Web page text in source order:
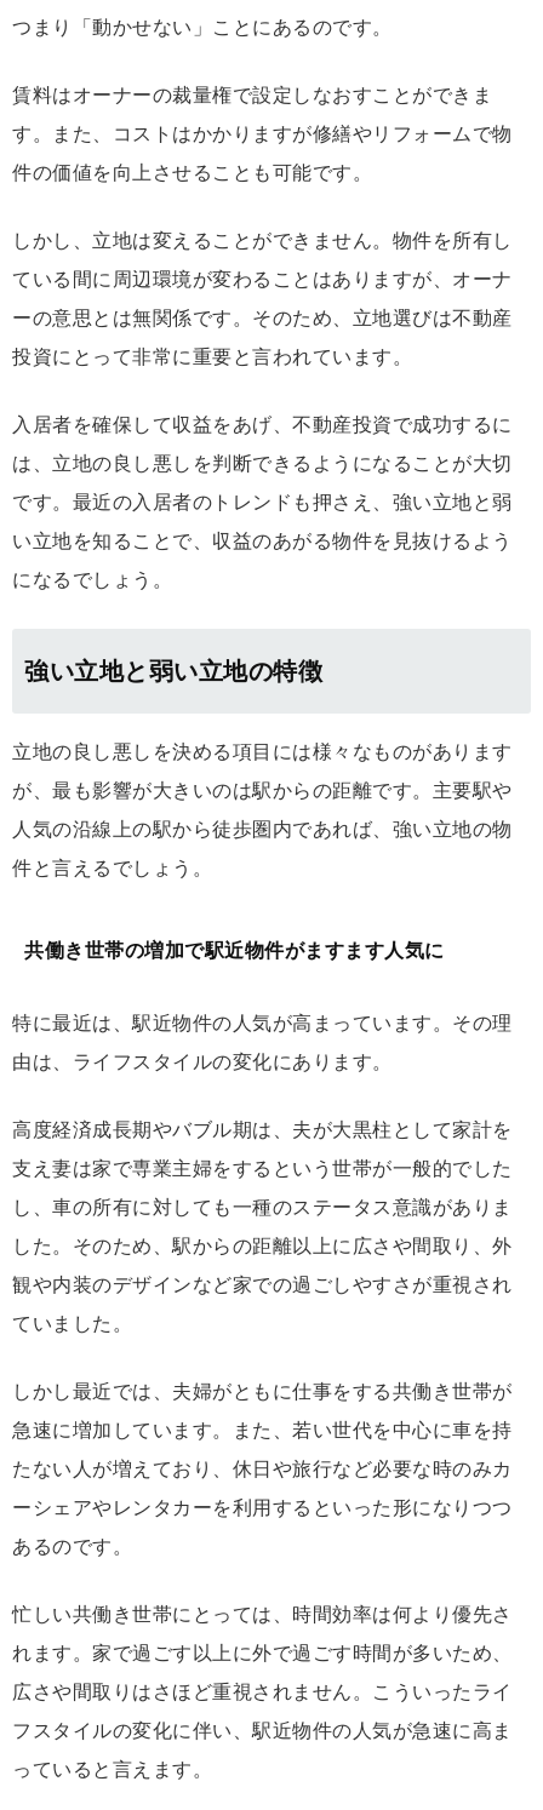
つまり「動かせない」ことにあるのです。
賃料はオーナーの裁量権で設定しなおすことができま
す。また、コストはかかりますが修繕やリフォームで物
件の価値を向上させることも可能です。
しかし、立地は変えることができません。物件を所有し
ている間に周辺環境が変わることはありますが、オーナ
ーの意思とは無関係です。そのため、立地選びは不動産
投資にとって非常に重要と言われています。
入居者を確保して収益をあげ、不動産投資で成功するに
は、立地の良し悪しを判断できるようになることが大切
です。最近の入居者のトレンドも押さえ、強い立地と弱
い立地を知ることで、収益のあがる物件を見抜けるよう
になるでしょう。
強い立地と弱い立地の特徴
立地の良し悪しを決める項目には様々なものがあります
が、最も影響が大きいのは駅からの距離です。主要駅や
人気の沿線上の駅から徒歩圏内であれば、強い立地の物
件と言えるでしょう。
共働き世帯の増加で駅近物件がますます人気に
特に最近は、駅近物件の人気が高まっています。その理
由は、ライフスタイルの変化にあります。
高度経済成長期やバブル期は、夫が大黒柱として家計を
支え妻は家で専業主婦をするという世帯が一般的でした
し、車の所有に対しても一種のステータス意識がありま
した。そのため、駅からの距離以上に広さや間取り、外
観や内装のデザインなど家での過ごしやすさが重視され
ていました。
しかし最近では、夫婦がともに仕事をする共働き世帯が
急速に増加しています。また、若い世代を中心に車を持
たない人が増えており、休日や旅行など必要な時のみカ
ーシェアやレンタカーを利用するといった形になりつつ
あるのです。
忙しい共働き世帯にとっては、時間効率は何より優先さ
れます。家で過ごす以上に外で過ごす時間が多いため、
広さや間取りはさほど重視されません。こういったライ
フスタイルの変化に伴い、駅近物件の人気が急速に高ま
っていると言えます。